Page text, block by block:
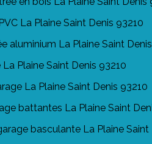
La Plaine Saint Denis 93210
aluminium La Plaine Saint
Plaine Saint Denis 93210
La Plaine Saint Denis 93210
battantes La Plaine Saint
basculante La Plaine Saint